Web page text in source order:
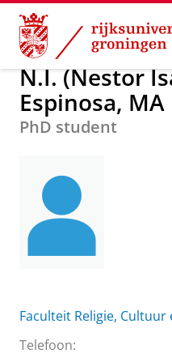
Skip
Content
Skip
Navigation
N.I.
N.I. (Nestor
Espinosa, MA
PhD student
Faculteit Religie,
Telefoon: